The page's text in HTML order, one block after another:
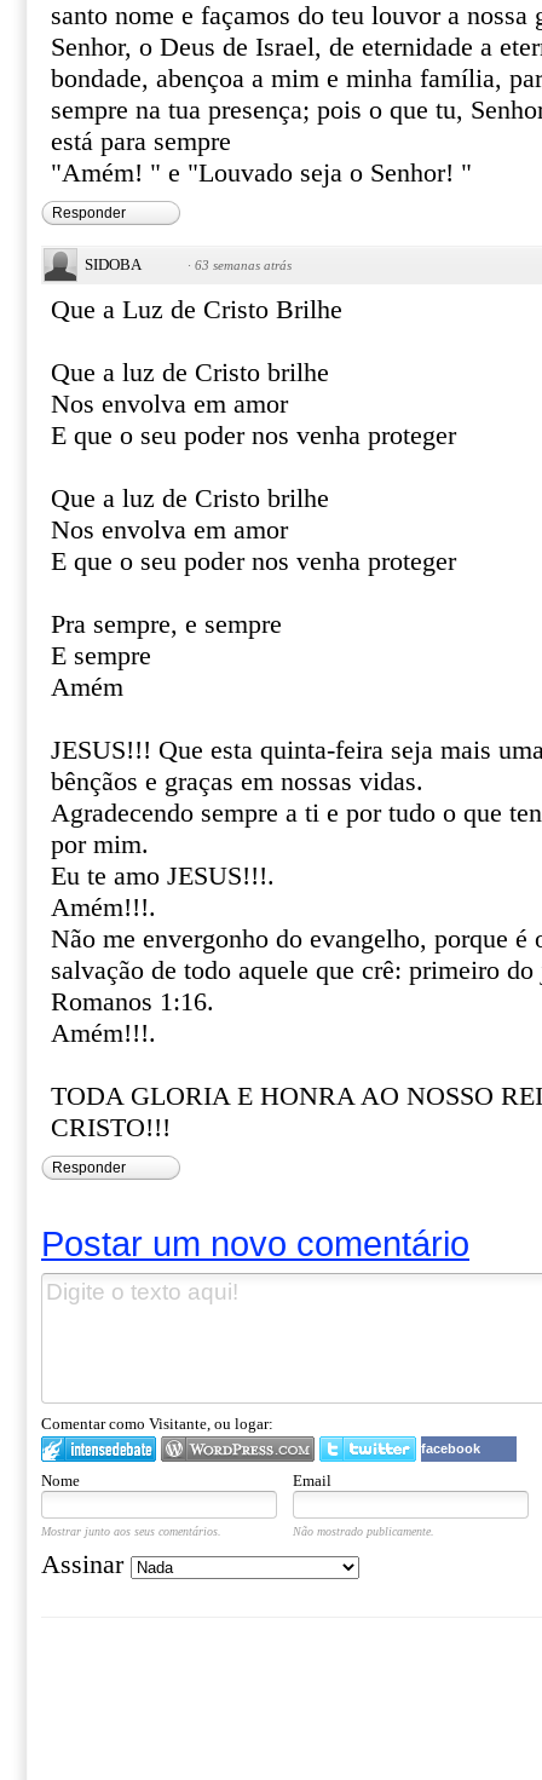
santo nome e façamos do teu louvor a
Senhor, o Deus de Israel, de eternidade a
bondade, abençoa a mim e minha família,
sempre na tua presença; pois o que tu,
está para sempre
"Amém! " e "Louvado seja o Senhor! "
Responder
SIDOBA · 63 semanas atrás
Que a Luz de Cristo Brilhe
Que a luz de Cristo brilhe
Nos envolva em amor
E que o seu poder nos venha proteger
Que a luz de Cristo brilhe
Nos envolva em amor
E que o seu poder nos venha proteger
Pra sempre, e sempre
E sempre
Amém
JESUS!!! Que esta quinta-feira seja mais
bênçãos e graças em nossas vidas.
Agradecendo sempre a ti e por tudo o que
por mim.
Eu te amo JESUS!!!.
Amém!!!.
Não me envergonho do evangelho, porque é
salvação de todo aquele que crê: primeiro
Romanos 1:16.
Amém!!!.
TODA GLORIA E HONRA AO NOSSO
CRISTO!!!
Responder
Postar um novo comentário
Comentar como Visitante, ou logar:
facebook
Nome Email
Mostrar junto aos seus comentários. Não mostrado publicamente.
Assinar